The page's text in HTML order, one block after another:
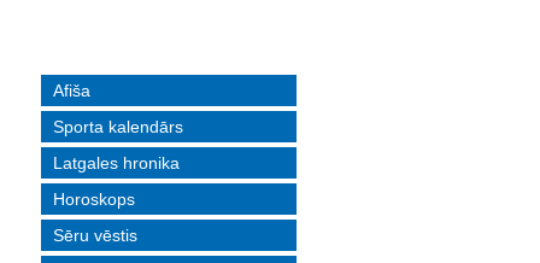
Afiša
Sporta kalendārs
Latgales hronika
Horoskops
Sēru vēstis